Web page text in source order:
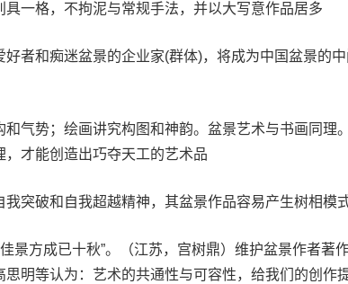
一格，不拘泥与常规手法，并以大写意作品居多
者和痴迷盆景的企业家(群体)，将成为中国盆景的
气势；绘画讲究构图和神韵。盆景艺术与书画同理
才能创造出巧夺天工的艺术品
我突破和自我超越精神，其盆景作品容易产生树相模
景方成已十秋”。（江苏，宫树鼎）维护盆景作者著
明等认为：艺术的共通性与可容性，给我们的创作